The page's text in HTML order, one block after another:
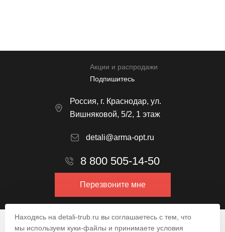
Акции и распродажи
Подпишитесь
Россия, г. Краснодар, ул.
Вишняковой, 5/2, 1 этаж
detali@arma-opt.ru
8 800 505-14-50
Перезвоните мне
Находясь на detali-trub.ru вы соглашаетесь с тем, что
мы используем куки-файлы и принимаете условия